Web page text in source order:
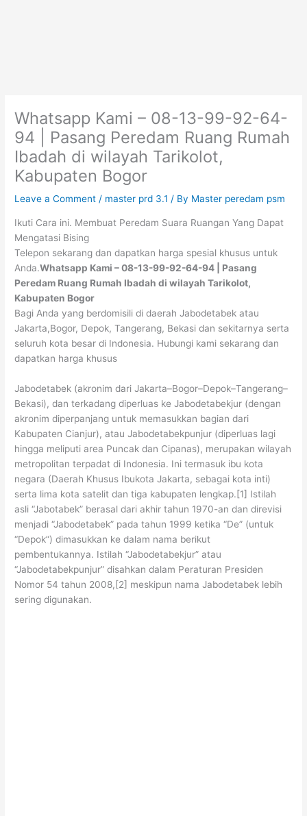
Whatsapp Kami – 08-13-99-92-64-
94 | Pasang Peredam Ruang Rumah
Ibadah di wilayah Tarikolot,
Kabupaten Bogor
Leave a Comment / master prd 3.1 / By Master peredam psm
Ikuti Cara ini. Membuat Peredam Suara Ruangan Yang Dapat
Mengatasi Bising
Telepon sekarang dan dapatkan harga spesial khusus untuk
Anda.Whatsapp Kami – 08-13-99-92-64-94 | Pasang
Peredam Ruang Rumah Ibadah di wilayah Tarikolot,
Kabupaten Bogor
Bagi Anda yang berdomisili di daerah Jabodetabek atau
Jakarta,Bogor, Depok, Tangerang, Bekasi dan sekitarnya serta
seluruh kota besar di Indonesia. Hubungi kami sekarang dan
dapatkan harga khusus
Jabodetabek (akronim dari Jakarta–Bogor–Depok–Tangerang–
Bekasi), dan terkadang diperluas ke Jabodetabekjur (dengan
akronim diperpanjang untuk memasukkan bagian dari
Kabupaten Cianjur), atau Jabodetabekpunjur (diperluas lagi
hingga meliputi area Puncak dan Cipanas), merupakan wilayah
metropolitan terpadat di Indonesia. Ini termasuk ibu kota
negara (Daerah Khusus Ibukota Jakarta, sebagai kota inti)
serta lima kota satelit dan tiga kabupaten lengkap.[1] Istilah
asli “Jabotabek” berasal dari akhir tahun 1970-an dan direvisi
menjadi “Jabodetabek” pada tahun 1999 ketika “De” (untuk
“Depok”) dimasukkan ke dalam nama berikut
pembentukannya. Istilah “Jabodetabekjur” atau
“Jabodetabekpunjur” disahkan dalam Peraturan Presiden
Nomor 54 tahun 2008,[2] meskipun nama Jabodetabek lebih
sering digunakan.